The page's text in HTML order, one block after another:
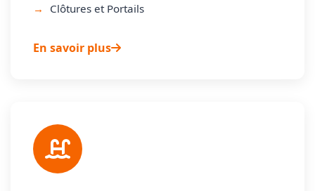
Clôtures et Portails
En savoir plus